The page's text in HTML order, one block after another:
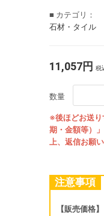
■ カテゴリ：
石材・タイル
11,057円 税
数量
※後ほどお送り
期・金額等）
上、返信お願い
注意事項
【販売価格】